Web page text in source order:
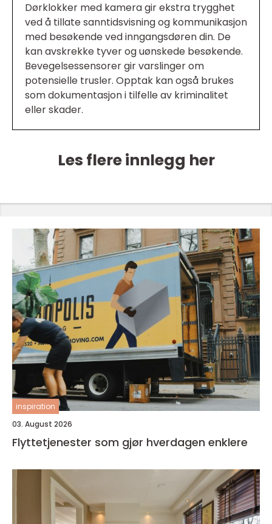
Dørklokker med kamera gir ekstra trygghet
ved å tillate sanntidsvisning og kommunikasjon
med besøkende ved inngangsdøren din. De
kan avskrekke tyver og uønskede besøkende.
Bevegelsessensorer gir varslinger om
potensielle trusler. Opptak kan også brukes
som dokumentasjon i tilfelle av kriminalitet
eller skader.
Les flere innlegg her
inspiration
03. August 2026
Flyttetjenester som gjør hverdagen enklere